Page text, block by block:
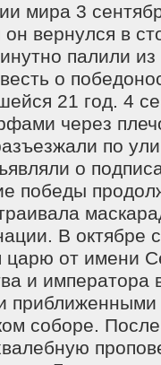
мира 3
вернулся в
палили
о
21 год. 4
через
по
о
победы
В октябре
царю от имени
и императора
приближенными
соборе.